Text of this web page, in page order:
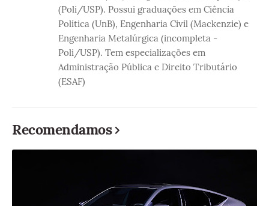
(Poli/USP). Possui graduações em Ciência
Política (UnB), Engenharia Civil (Mackenzie) e
Engenharia Metalúrgica (incompleta -
Poli/USP). Tem especializações em
Administração Pública e Direito Tributário
(ESAF)
Recomendamos